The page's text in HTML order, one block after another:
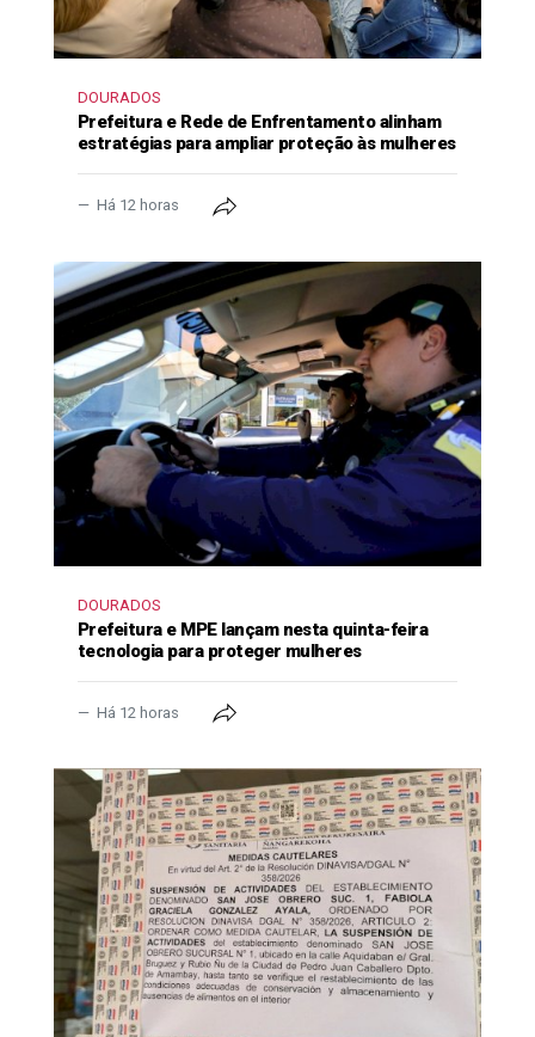
DOURADOS
Prefeitura e Rede de Enfrentamento alinham
estratégias para ampliar proteção às mulheres
Há 12 horas
DOURADOS
Prefeitura e MPE lançam nesta quinta-feira
tecnologia para proteger mulheres
Há 12 horas